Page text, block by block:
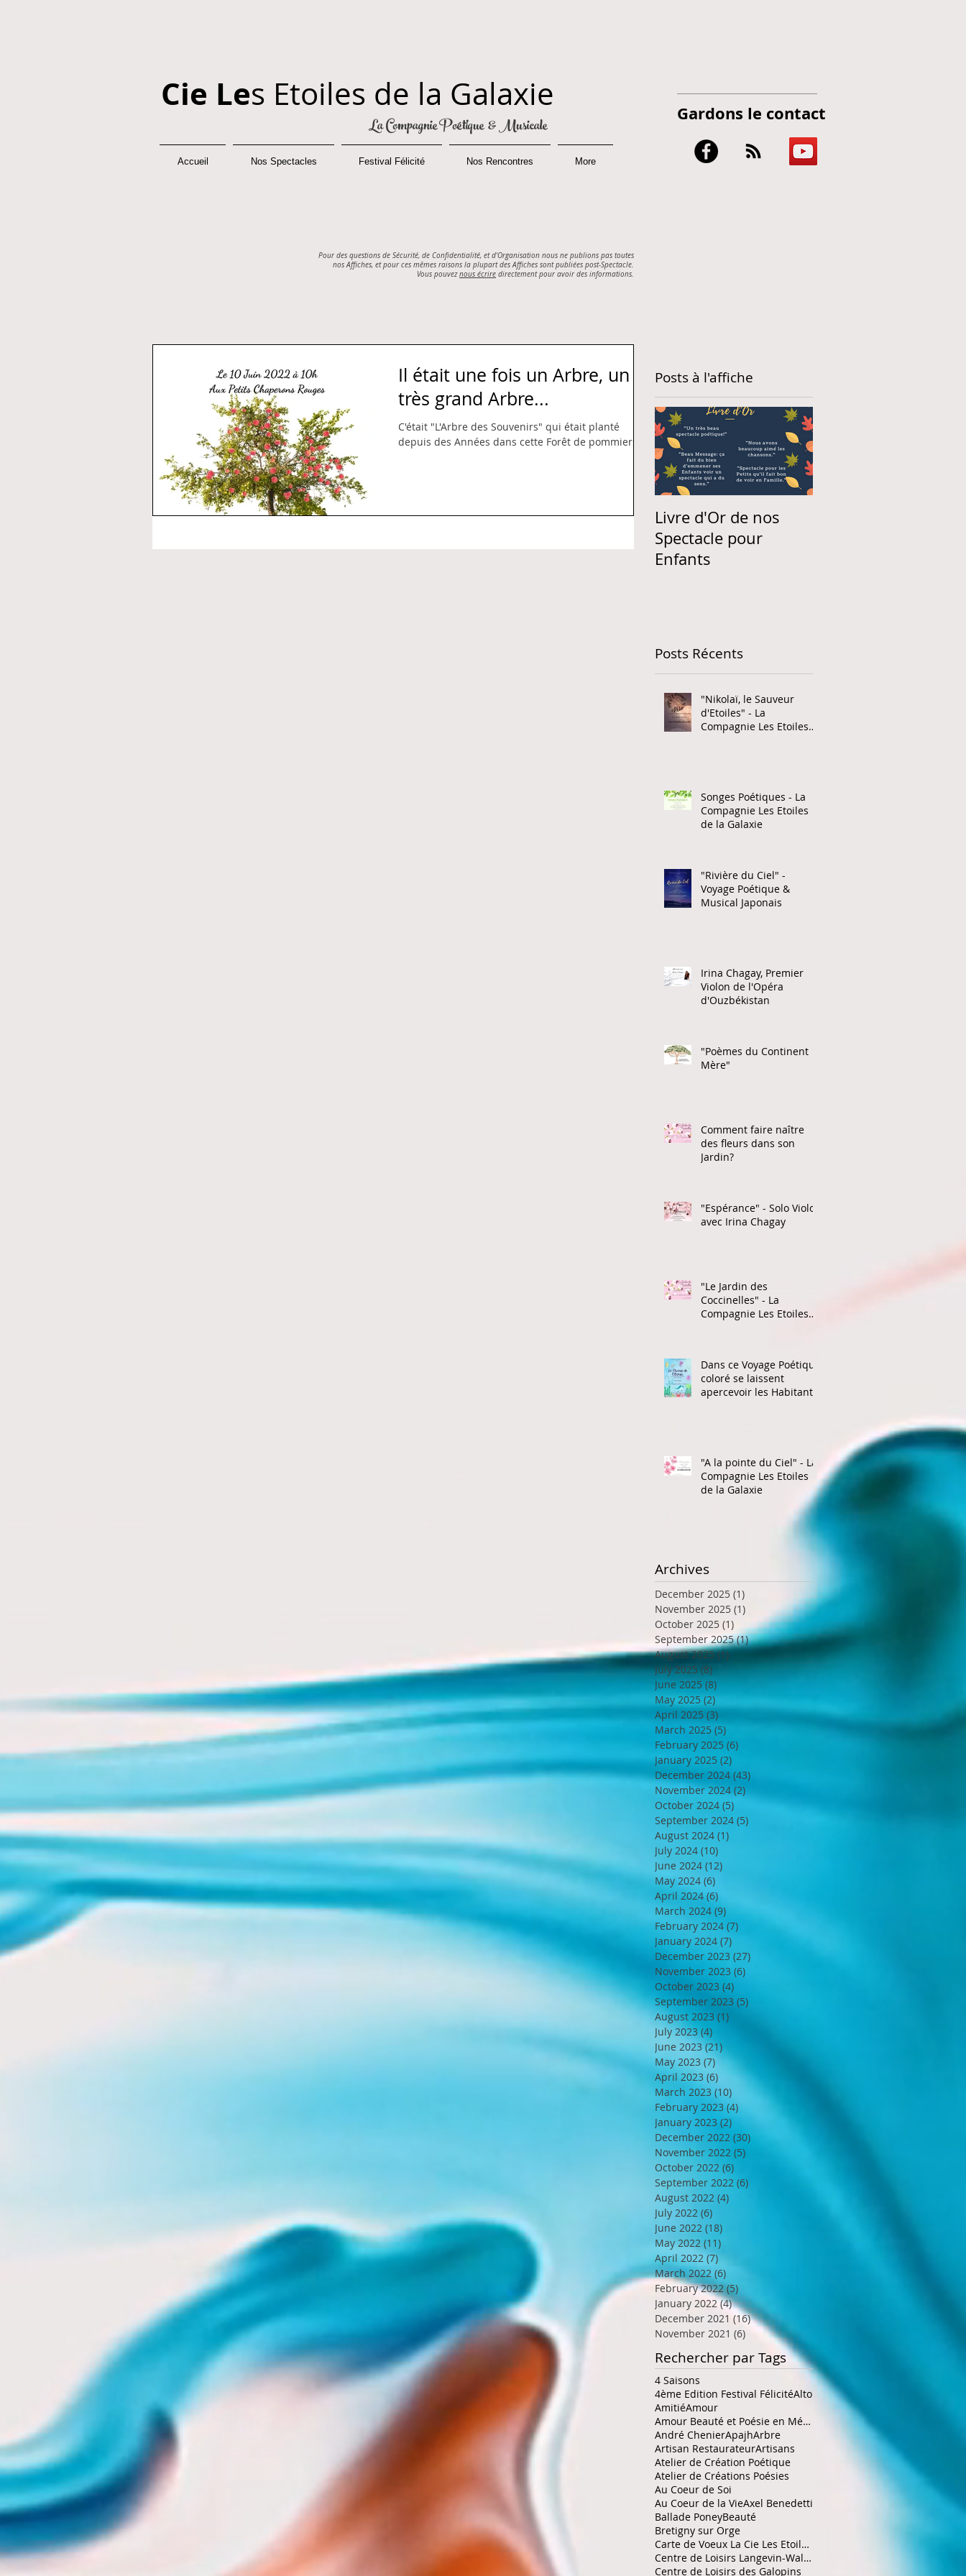
Cie Les Etoiles de la Galaxie
La Compagnie Poétique & Musicale
Accueil Nos Spectacles Festival Félicité Nos Rencontres More
Gardons le contact
Pour des questions de Sécurité, de Confidentialité, et d'Organisation nous ne publions pas toutes
nos Affiches, et pour ces mêmes raisons la plupart des Affiches sont publiées post-Spectacle.
Vous pouveznous écrire directement pour avoir des informations.
Il était une fois un Arbre, un
très grand Arbre...
C'était "L'Arbre des Souvenirs" qui était planté
depuis des Années dans cette Forêt de pommiers...
Posts à l'affiche
Livre d'Or de nos
Spectacle pour
Enfants
Posts Récents
"Nikolaï, le Sauveur
d'Etoiles" - La
Compagnie Les Etoiles
Songes Poétiques - La
Compagnie Les Etoiles
de la Galaxie
"Rivière du Ciel" -
Voyage Poétique &
Musical Japonais
Irina Chagay, Premier
Violon de l'Opéra
d'Ouzbékistan
"Poèmes du Continent
Mère"
Comment faire naître
des fleurs dans son
Jardin?
"Espérance" - Solo Violon
avec Irina Chagay
"Le Jardin des
Coccinelles" - La
Compagnie Les Etoiles
Dans ce Voyage Poétique
coloré se laissent
apercevoir les Habitants
"A la pointe du Ciel" - La
Compagnie Les Etoiles
de la Galaxie
Archives
December 2025 (1)
November 2025 (1)
October 2025 (1) 1 post
September 2025 (1)1 post
August 2025 (1)1 post
July 2025 (8)8 posts
June 2025 (8)
May 2025 (2)
April 2025 (3)
March 2025 (5)
February 2025 (6)
January 2025 (2)
December 2024 (43)
November 2024 (2)
October 2024 (5)
September 2024 (5)
August 2024 (1)
July 2024 (10)
June 2024 (12)
May 2024 (6)
April 2024 (6)
March 2024 (9)
February 2024 (7)
January 2024 (7)
December 2023 (27)
November 2023 (6)
October 2023 (4)
September 2023 (5)
August 2023 (1)
July 2023 (4)
June 2023 (21)
May 2023 (7)7 posts
April 2023 (6) 6 posts
March 2023 (10)
February 2023 (4)
January 2023 (2)
December 2022 (30)
November 2022 (5)
October 2022 (6)
September 2022 (6)
August 2022 (4)
July 2022 (6)
June 2022 (18)
May 2022 (11)
April 2022 (7) 7 posts
March 2022 (6)
February 2022 (5)
January 2022 (4)4 posts
December 2021 (16)16 posts
November 2021 (6) 6 posts
Rechercher par Tags
4 Saisons
4ème Edition Festival FélicitéAlto
AmitiéAmour
Amour Beauté et Poésie en Méditerranée
André ChenierApajhArbre
Artisan RestaurateurArtisans
Atelier de Création Poétique
Atelier de Créations Poésies
Au Coeur de Soi
Au Coeur de la VieAxel Benedetti
Ballade PoneyBeauté
Bretigny sur Orge
Carte de Voeux La Cie Les Etoiles de la Galaxie
Centre de Loisirs Langevin-Wallon Châtillon
Centre de Loisirs des Galopins